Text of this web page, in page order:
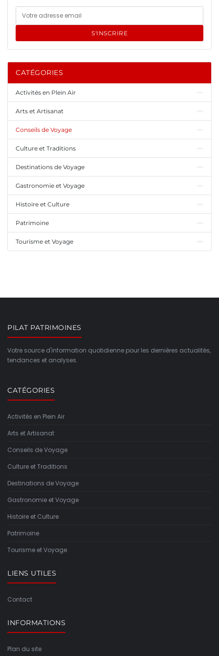
S'INSCRIRE
CATÉGORIES
Activités en Plein Air
Arts et Artisanat
Conseils de Voyage
Culture et Traditions
Destinations de Voyage
Gastronomie et Voyage
Histoire et Culture
Patrimoine
Tourisme et Voyage
PILAT PATRIMOINES
Votre source d'information quotidienne pour les dernières actualités,
tendances et analyses.
CATÉGORIES
Activités en Plein Air
Arts et Artisanat
Conseils de Voyage
Culture et Traditions
Destinations de Voyage
Gastronomie et Voyage
Histoire et Culture
Patrimoine
Tourisme et Voyage
LIENS UTILES
Contact
INFORMATIONS
Plan du site